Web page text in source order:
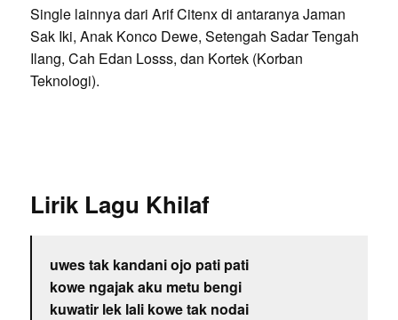
Single lainnya dari Arif Citenx di antaranya Jaman
Sak Iki, Anak Konco Dewe, Setengah Sadar Tengah
Ilang, Cah Edan Losss, dan Kortek (Korban
Teknologi).
Lirik Lagu Khilaf
uwes tak kandani ojo pati pati
kowe ngajak aku metu bengi
kuwatir lek lali kowe tak nodai